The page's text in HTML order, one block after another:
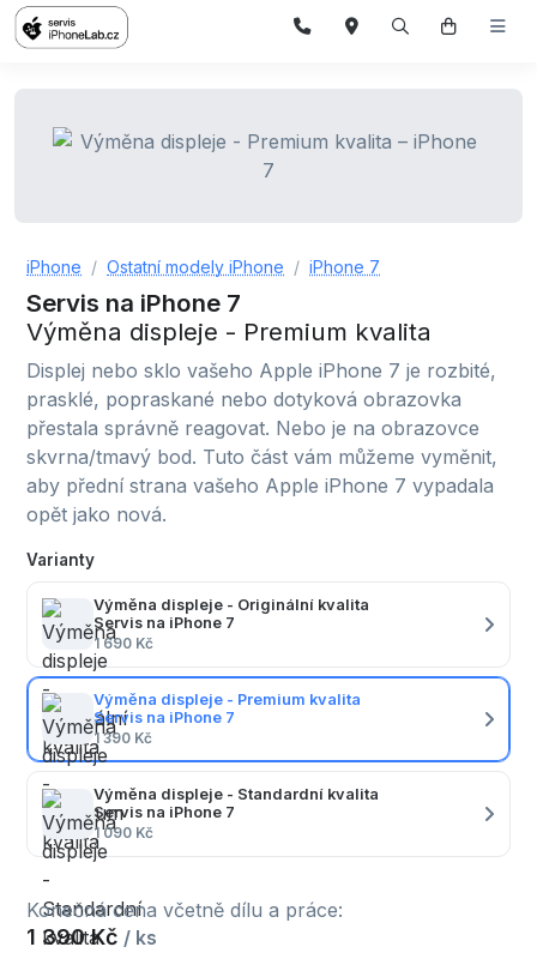
iPhone Ostatní modely iPhone iPhone 7
Servis na iPhone 7
Výměna displeje - Premium kvalita
Displej nebo sklo vašeho Apple iPhone 7 je rozbité,
prasklé, popraskané nebo dotyková obrazovka
přestala správně reagovat. Nebo je na obrazovce
skvrna/tmavý bod. Tuto část vám můžeme vyměnit,
aby přední strana vašeho Apple iPhone 7 vypadala
opět jako nová.
Varianty
Výměna displeje - Originální kvalita
Servis na iPhone 7
1 690 Kč
Výměna displeje - Premium kvalita
Servis na iPhone 7
1 390 Kč
Výměna displeje - Standardní kvalita
Servis na iPhone 7
1 090 Kč
Konečná cena včetně dílu a práce:
1 390 Kč / ks